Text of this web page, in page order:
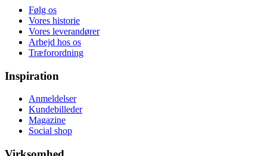
Følg os
Vores historie
Vores leverandører
Arbejd hos os
Træforordning
Inspiration
Anmeldelser
Kundebilleder
Magazine
Social shop